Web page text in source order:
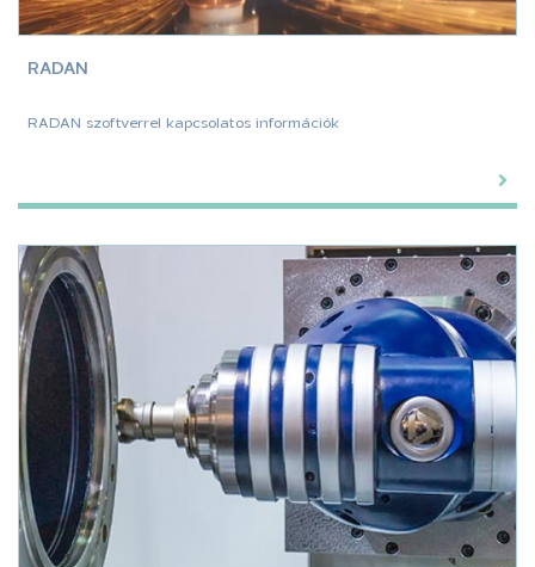
RADAN
RADAN szoftverrel kapcsolatos információk